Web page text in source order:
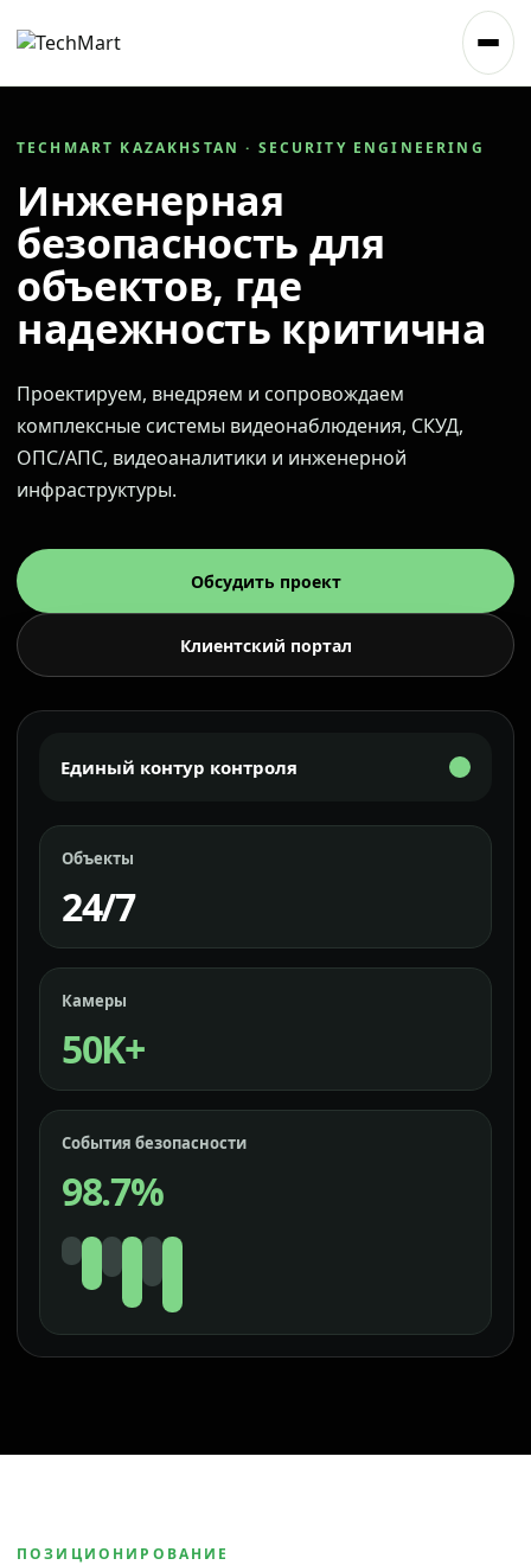
TECHMART KAZAKHSTAN · SECURITY ENGINEERING
Инженерная
безопасность для
объектов, где
надежность критична
Проектируем, внедряем и сопровождаем
комплексные системы видеонаблюдения, СКУД,
ОПС/АПС, видеоаналитики и инженерной
инфраструктуры.
Обсудить проект
Клиентский портал
Единый контур контроля
Объекты
24/7
Камеры
50K+
События безопасности
98.7%
ПОЗИЦИОНИРОВАНИЕ